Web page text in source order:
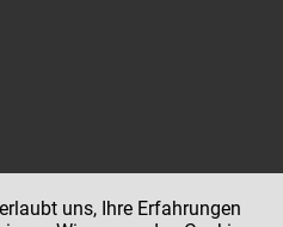
uns, Ihre Erfahrungen